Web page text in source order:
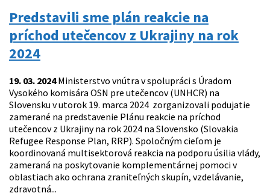
Predstavili sme plán reakcie na
príchod utečencov z Ukrajiny na rok
2024
19. 03. 2024Ministerstvo vnútra v spolupráci s Úradom
Vysokého komisára OSN pre utečencov (UNHCR) na
Slovensku v utorok 19. marca 2024 zorganizovali podujatie
zamerané na predstavenie Plánu reakcie na príchod
utečencov z Ukrajiny na rok 2024 na Slovensko (Slovakia
Refugee Response Plan, RRP). Spoločným cieľom je
koordinovaná multisektorová reakcia na podporu úsilia vlády,
zameraná na poskytovanie komplementárnej pomoci v
oblastiach ako ochrana zraniteľných skupín, vzdelávanie,
zdravotná...